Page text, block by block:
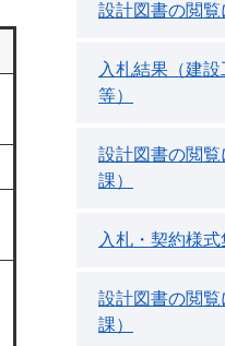
設計図書の閲覧
入札結果（建
等）
設計図書の閲
課）
入札・契約様式
設計図書の閲
課）